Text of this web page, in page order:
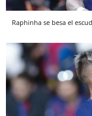
Raphinha se besa el